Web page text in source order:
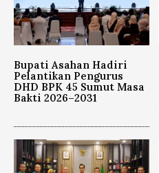
Bupati Asahan Hadiri
Pelantikan Pengurus
DHD BPK 45 Sumut Masa
Bakti 2026–2031